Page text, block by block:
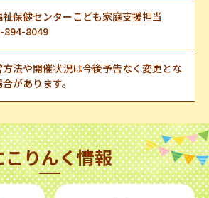
祉保健センターこども家庭支援担当
894-8049
方法や開催状況は今後予告なく変更とな
があります。
こりんく情報